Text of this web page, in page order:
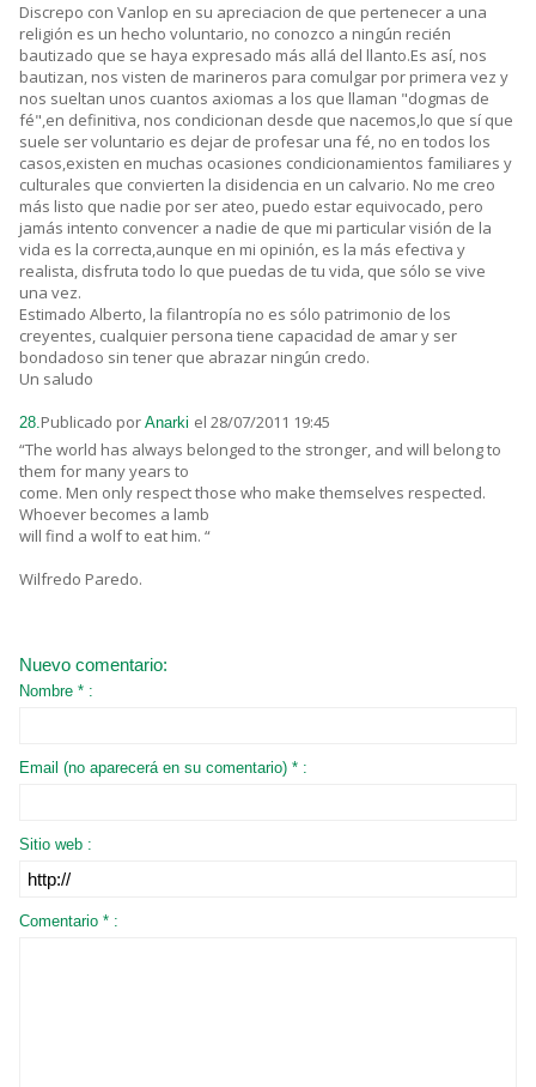
Discrepo con Vanlop en su apreciacion de que pertenecer a una
religión es un hecho voluntario, no conozco a ningún recién
bautizado que se haya expresado más allá del llanto.Es así, nos
bautizan, nos visten de marineros para comulgar por primera vez y
nos sueltan unos cuantos axiomas a los que llaman "dogmas de
fé",en definitiva, nos condicionan desde que nacemos,lo que sí que
suele ser voluntario es dejar de profesar una fé, no en todos los
casos,existen en muchas ocasiones condicionamientos familiares y
culturales que convierten la disidencia en un calvario. No me creo
más listo que nadie por ser ateo, puedo estar equivocado, pero
jamás intento convencer a nadie de que mi particular visión de la
vida es la correcta,aunque en mi opinión, es la más efectiva y
realista, disfruta todo lo que puedas de tu vida, que sólo se vive
una vez.
Estimado Alberto, la filantropía no es sólo patrimonio de los
creyentes, cualquier persona tiene capacidad de amar y ser
bondadoso sin tener que abrazar ningún credo.
Un saludo
28.Publicado por Anarki el 28/07/2011 19:45
“The world has always belonged to the stronger, and will belong to
them for many years to
come. Men only respect those who make themselves respected.
Whoever becomes a lamb
will find a wolf to eat him. “
Wilfredo Paredo.
Nuevo comentario:
Nombre * :
Email (no aparecerá en su comentario) * :
Sitio web :
Comentario * :